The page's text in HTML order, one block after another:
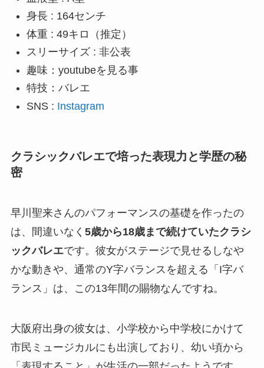
身長 : 164センチ
体重 : 49キロ（推定）
スリーサイズ : 非公表
趣味：youtubeを見る事
特技：バレエ
SNS : Instagram
クラシックバレエで培った表現力と学歴の秘
密
早川聖来さんのパフォーマンスの基礎を作ったの
は、間違いなく 5歳から18歳まで続けていたクラシ
ックバレエです。彼女がステージで見せるしなや
かな動きや、通常のY字バランスを超える「I字バ
ランス」は、この13年間の賜物なんですね。
大阪府出身の彼女は、小学校から中学校にかけて
市民ミュージカルにも出演しており、幼い頃から